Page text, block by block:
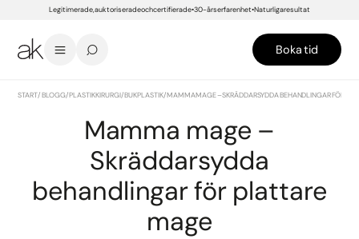
Legitimerade, auktoriserade och certifierade 30-års erfarenhet Naturliga resultat
Boka tid
START/BLOGG/PLASTIKKIRURGI/BUKPLASTIK/MAMMA MAGE – SKRÄDDARSYDDA BEHANDLINGAR FÖR
Mamma mage –
Skräddarsydda
behandlingar för plattare
mage